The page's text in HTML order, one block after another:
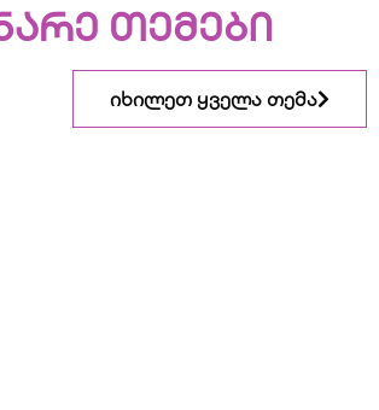
თემები
იხილეთ ყველა თემა